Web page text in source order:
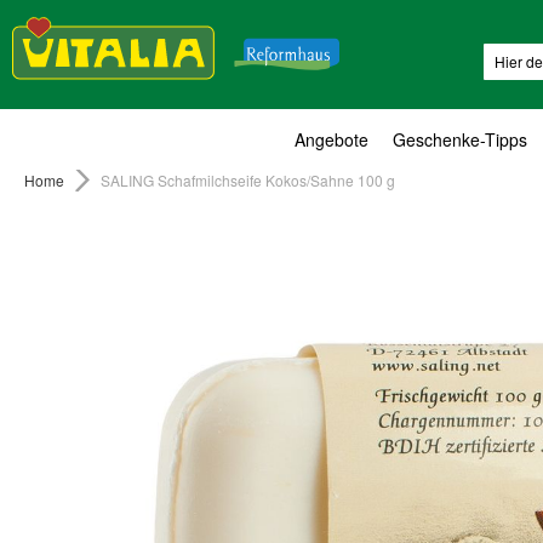
Angebote Geschenke-Tipps
Home SALING Schafmilchseife Kokos/Sahne 100 g